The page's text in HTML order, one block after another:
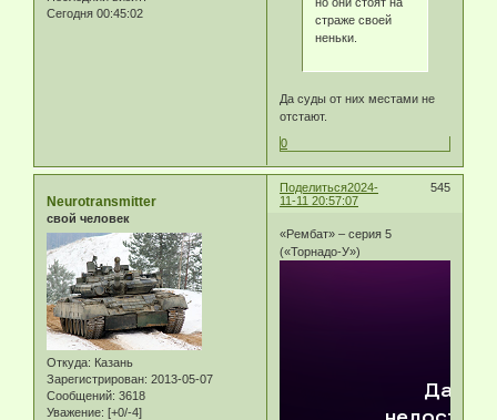
Сегодня 00:45:02
страже своей
неньки.
Да суды от них местами не
отстают.
0
Поделиться 545
2024-
11-11 20:57:07
Neurotransmitter
свой человек
Откуда: Казань
Зарегистрирован: 2013-05-07
Сообщений: 3618
Уважение: [+0/-4]
«Рембат» – серия 5
(«Торнадо-У»)